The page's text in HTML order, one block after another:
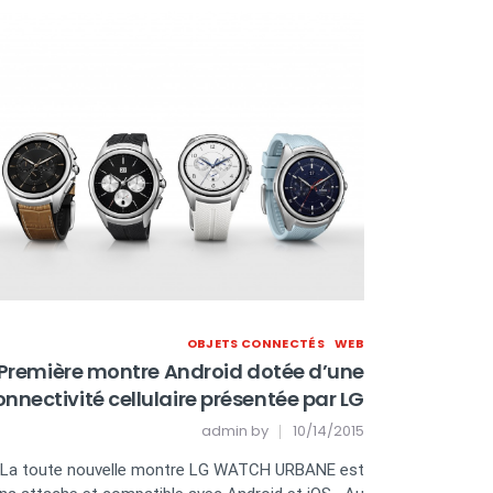
OBJETS CONNECTÉS WEB
montre Android dotée d’une
cellulaire présentée par LG
10/14/2015
admin
La toute nouvelle montre LG WATCH URBANE est